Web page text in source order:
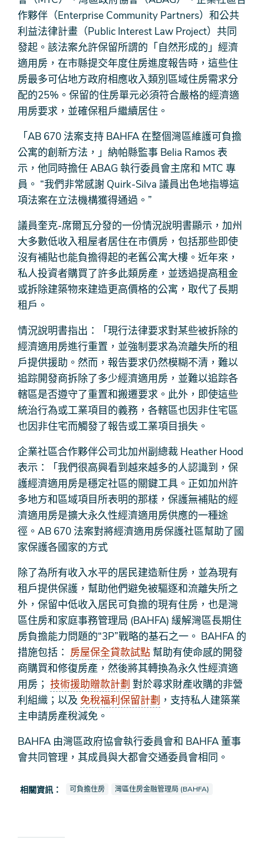
作夥伴（Enterprise Community Partners）和公共
利益法律計畫（Public Interest Law Project）共同
發起。該法案允許保留所謂的「自然形成的」經濟
適用房，在市縣提交年度住房進度報告時，這些住
房最多可佔地方政府相應收入類別區域住房需求分
配的25%。保留的住房單元必須符合嚴格的經濟適
用房要求，並確保租戶繼續居住。
「AB 670 法案支持 BAHFA 在整個灣區維護可負擔
公寓的創新方法，」納帕縣監事 Belia Ramos 表
示，他同時擔任 ABAG 執行委員會主席和 MTC 專
員。 “我們非常感謝 Quirk-Silva 議員出色地指導這
項法案在立法機構獲得通過。”
議員奎克-席爾瓦分發的一份情況說明書顯示，加州
大多數低收入租屋者居住在市價房，包括那些即使
沒有補貼也能負擔得起的老舊公寓大樓。近年來，
私人投資者購買了許多此類房產，並透過提高租金
或拆除建築物來建造更高價格的公寓，取代了長期
租戶。
情況說明書指出：「現行法律要求對某些被拆除的
經濟適用房進行重置，並強制要求為流離失所的租
戶提供援助。然而，報告要求仍然模糊不清，難以
追踪開發商拆除了多少經濟適用房，並難以追踪各
轄區是否遵守了重置和搬遷要求。此外，即使這些
統治行為或工業項目的義務，各轄區也因非住宅區
也因非住宅而觸發了報告或工業項目損失。
企業社區合作夥伴公司北加州副總裁 Heather Hood
表示：「我們很高興看到越來越多的人認識到，保
護經濟適用房是穩定社區的關鍵工具。正如加州許
多地方和區域項目所表明的那樣，保護無補貼的經
濟適用房是擴大永久性經濟適用房供應的一種途
徑。AB 670 法案對將經濟適用房保護社區幫助了國
家保護各國家的方式
除了為所有收入水平的居民建造新住房，並為現有
租戶提供保護，幫助他們避免被驅逐和流離失所之
外，保留中低收入居民可負擔的現有住房，也是灣
區住房和家庭事務管理局 (BAHFA) 緩解灣區長期住
房負擔能力問題的“3P”戰略的基石之一。 BAHFA 的
措施包括： 房屋保全貸款試點 幫助有使命感的開發
商購買和修復房產，然後將其轉換為永久性經濟適
用房； 技術援助贈款計劃 對於尋求財產收購的非營
利組織；以及 免稅福利保留計劃 ，支持私人建築業
主申請房產稅減免。
BAHFA 由灣區政府協會執行委員會和 BAHFA 董事
會共同管理，其成員與大都會交通委員會相同。
相關資訊： 查看新聞報導也被標記為
可負擔住房 查看新聞報導也被標記為
灣區住房金融管理局 (BAHFA)